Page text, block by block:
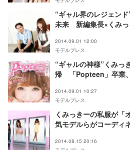
“ギャル界のレジェン
未来 新編集長×くみっ
2014.09.01 12:00
モデルプレス
“ギャルの神様”くみっ
帰 「Popteen」卒業
2014.09.01 10:27
モデルプレス
くみっきーの私服が
気モデルらがコーディ
2014.08.15 20:16